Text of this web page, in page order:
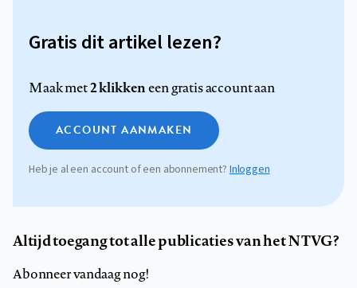
Gratis dit artikel lezen?
Maak met2 klikkeneen gratis account aan
ACCOUNT AANMAKEN
Heb je al een account of een abonnement? Inloggen
Altijd toegang tot alle publicaties van het NTVG?
Abonneer vandaag nog!